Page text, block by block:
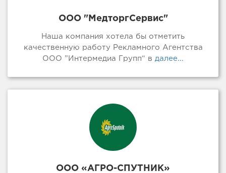
ООО "МедторгСервис"
Наша компания хотела бы отметить
качественную работу Рекламного Агентства
ООО ”Интермедиа Групп“ в далее...
ООО «АГРО-СПУТНИК»